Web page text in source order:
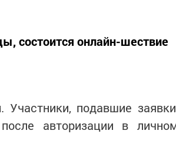
состоится онлайн-шествие
Участники, подавшие
авторизации в